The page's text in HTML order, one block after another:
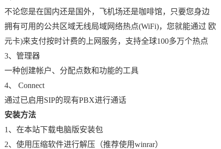
不论您是在国内还是国外，飞机场还是咖啡馆，只要您身边
拥有可用的公共区域无线局域网络热点(WiFi)，您就能通过 欧
元卡)来支付按时计费的上网服务，支持全球100多万个热点
3、管理器
一种创建帐户、分配点数和功能的工具
4、 Connect
通过已启用SIP的现有PBX进行通话
安装方法
1、在本站下载电脑版安装包
2、使用压缩软件进行解压（推荐使用winrar）